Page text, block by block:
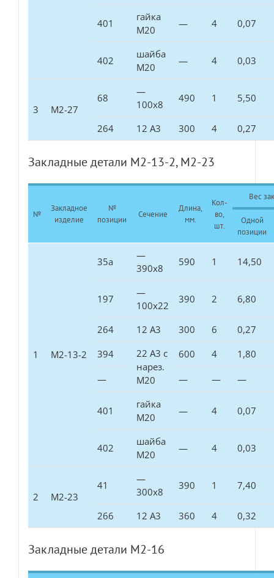
401
гайка
М20
— 4 0,07
402
шайба
М20
— 4 0,03
3 М2-27
68
—
100х8
490 1 5,50
264 12 А3 300 4 0,27
Закладные детали М2-13-2, М2-23
№
Закладное
изделие
№
позиции
Сечение
Длина,
мм.
Кол-
во,
шт.
Вес
Одной
позиции
1 М2-13-2
35а
—
390х8
590 1 14,50
197
—
100х22
390 2 6,80
264 12 А3 300 6
0,27
394
22 А3 с
нарез.
М20
600 4 1,80
— — — —
401
гайка
М20
— 4 0,07
402
шайба
М20
— 4 0,03
2 М2-23
41
—
300х8
390 1 7,40
266 12 А3 360 4 0,32
Закладные детали М2-16